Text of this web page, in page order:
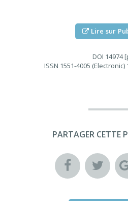
Lire sur
DOI 14974
ISSN 1551-4005 (Electronic)
PARTAGER CETTE